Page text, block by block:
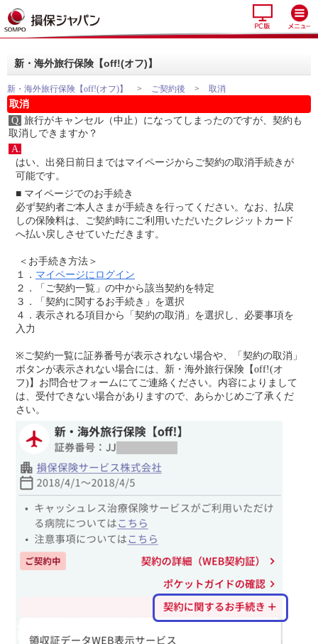
新・海外旅行保険【off!(オフ)】
新・海外旅行保険【off!(オフ)】 > ご契約後 > 取消
取消
Q. 旅行がキャンセル（中止）になってしまったのですが、契約も
取消しできますか？
A.
はい、出発日前日まではマイページからご契約の取消手続きが
可能です。
■ マイページでのお手続き
必ず契約者ご本人さまが手続きを行ってください。なお、払戻
しの保険料は、ご契約時にご利用いただいたクレジットカード
へ払い戻しさせていただきます。
＜お手続き方法＞
１． マイページにログイン
２．「ご契約一覧」の中から該当契約を特定
３．「契約に関するお手続き」を選択
４．表示される項目から「契約の取消」を選択し、必要事項を
入力
※ご契約一覧に証券番号が表示されない場合や、「契約の取消」
ボタンが表示されない場合には、新・海外旅行保険【off!(オ
フ)】お問合せフォームにてご連絡ください。内容によりまして
は、受付できない場合がありますので、あらかじめご了承くだ
さい。